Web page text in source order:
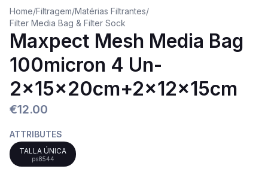
Home/Filtragem/Matérias Filtrantes/
Filter Media Bag & Filter Sock
Maxpect Mesh Media Bag
100micron 4 Un-
2x15x20cm+2x12x15cm
€12.00
ATTRIBUTES
TALLA ÚNICA
ps8544